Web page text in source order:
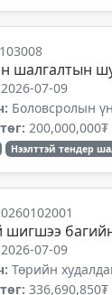
шалгалтын
2026-07-09
Боловсролын
200,000,000₮
Нээлттэй тендер
шигшээ
2026-07-09
Төрийн
336,690,850₮